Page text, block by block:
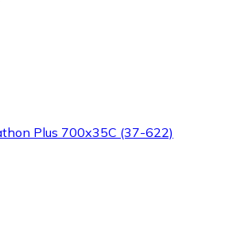
Plus 700x35C (37-622)